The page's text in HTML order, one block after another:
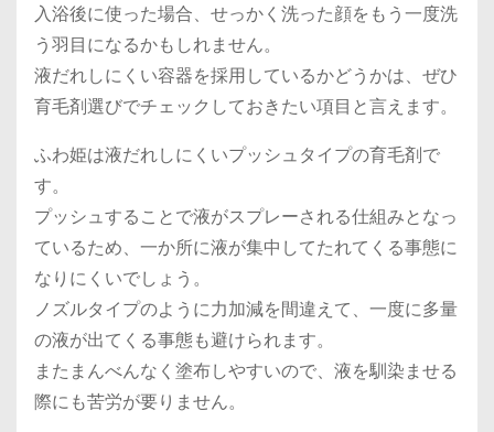
入浴後に使った場合、せっかく洗った顔をもう一度洗
う羽目になるかもしれません。
液だれしにくい容器を採用しているかどうかは、ぜひ
育毛剤選びでチェックしておきたい項目と言えます。
ふわ姫は液だれしにくいプッシュタイプの育毛剤で
す。
プッシュすることで液がスプレーされる仕組みとなっ
ているため、一か所に液が集中してたれてくる事態に
なりにくいでしょう。
ノズルタイプのように力加減を間違えて、一度に多量
の液が出てくる事態も避けられます。
またまんべんなく塗布しやすいので、液を馴染ませる
際にも苦労が要りません。